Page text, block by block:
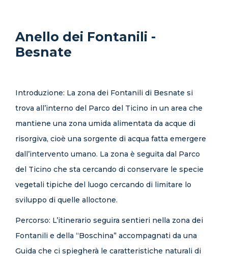
Anello dei Fontanili -
Besnate
Introduzione: La zona dei Fontanili di Besnate si
trova all’interno del Parco del Ticino in un area che
mantiene una zona umida alimentata da acque di
risorgiva, cioè una sorgente di acqua fatta emergere
dall’intervento umano. La zona è seguita dal Parco
del Ticino che sta cercando di conservare le specie
vegetali tipiche del luogo cercando di limitare lo
sviluppo di quelle alloctone.
Percorso: L’itinerario seguira sentieri nella zona dei
Fontanili e della “Boschina” accompagnati da una
Guida che ci spiegherà le caratteristiche naturali di